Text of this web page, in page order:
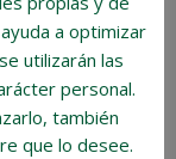
a optimizar
utilizarán las
personal.
también
que lo desee.